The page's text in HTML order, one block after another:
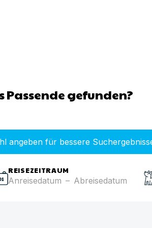
Passende gefunden?
angeben für bessere
REISEZEITRAUM
Anreisedatum – Abreisedatum